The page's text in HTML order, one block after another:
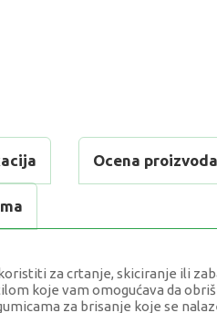
Ocena proizvoda
za crtanje, skiciranje ili
koje vam omogućava da
za brisanje koje se